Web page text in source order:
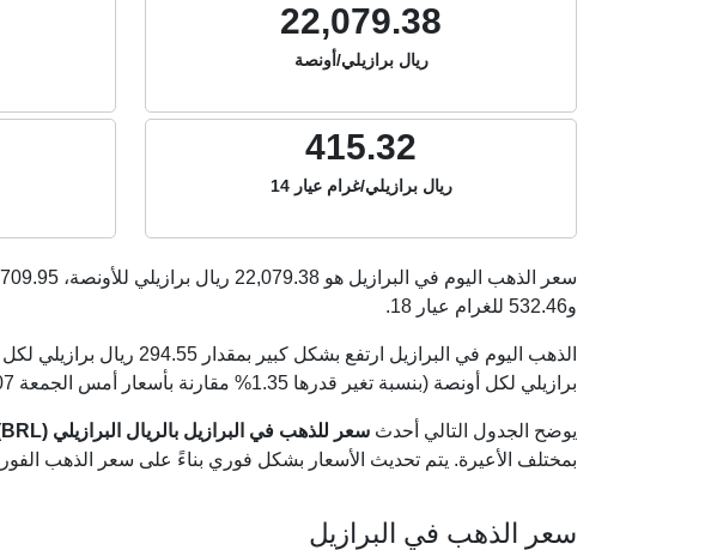
22,079.38
ريال برازيلي/أونصة
415.32
ريال برازيلي/غرام عيار 14
سعر الذهب اليوم في البرازيل هو 22,079.38 ريال برازيلي للأونصة، 709.95
و532.46 للغرام عيار 18.
برازيلي لكل أونصة (بنسبة تغير قدرها 1.35% مقارنة بأسعار أمس الجمعة 07 أغسطس 2026).
يوضح الجدول التالي أحدث سعر للذهب في البرازيل بالريال البرازيلي (BRL)
بمختلف الأعيرة. يتم تحديث الأسعار بشكل فوري بناءً على سعر الذهب
سعر الذهب في البرازيل